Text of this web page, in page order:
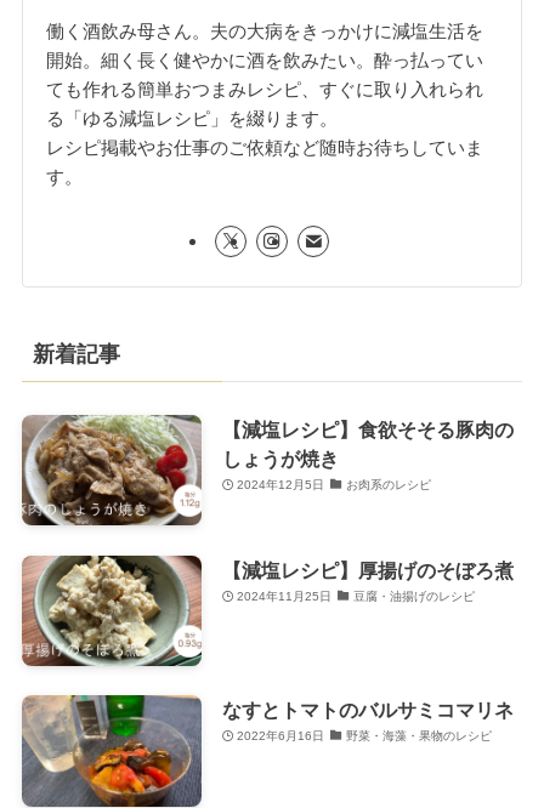
働く酒飲み母さん。夫の大病をきっかけに減塩生活を
開始。細く長く健やかに酒を飲みたい。酔っ払ってい
ても作れる簡単おつまみレシピ、すぐに取り入れられ
る「ゆる減塩レシピ」を綴ります。
レシピ掲載やお仕事のご依頼など随時お待ちしていま
す。
新着記事
【減塩レシピ】食欲そそる豚肉の
しょうが焼き
2024年12月5日 お肉系のレシピ
【減塩レシピ】厚揚げのそぼろ煮
2024年11月25日 豆腐・油揚げのレシピ
なすとトマトのバルサミコマリネ
2022年6月16日 野菜・海藻・果物のレシピ